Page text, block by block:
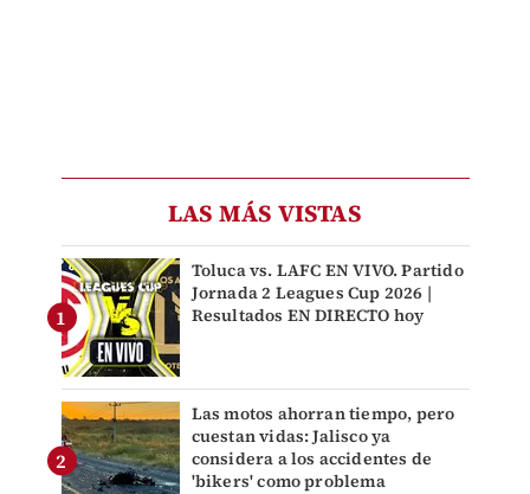
LAS MÁS VISTAS
Toluca vs. LAFC EN VIVO. Partido
Jornada 2 Leagues Cup 2026 |
Resultados EN DIRECTO hoy
Las motos ahorran tiempo, pero
cuestan vidas: Jalisco ya
considera a los accidentes de
'bikers' como problema